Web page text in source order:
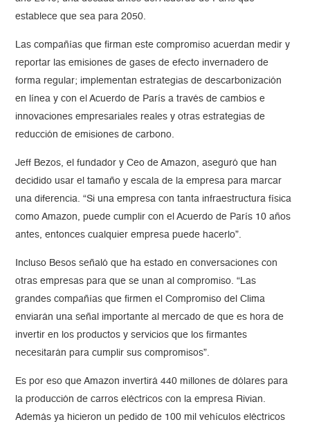
establece que sea para 2050.
Las compañías que firman este compromiso acuerdan medir y
reportar las emisiones de gases de efecto invernadero de
forma regular; implementan estrategias de descarbonización
en línea y con el Acuerdo de París a través de cambios e
innovaciones empresariales reales y otras estrategias de
reducción de emisiones de carbono.
Jeff Bezos, el fundador y Ceo de Amazon, aseguró que han
decidido usar el tamaño y escala de la empresa para marcar
una diferencia. “Si una empresa con tanta infraestructura física
como Amazon, puede cumplir con el Acuerdo de París 10 años
antes, entonces cualquier empresa puede hacerlo”.
Incluso Besos señaló que ha estado en conversaciones con
otras empresas para que se unan al compromiso. “Las
grandes compañías que firmen el Compromiso del Clima
enviarán una señal importante al mercado de que es hora de
invertir en los productos y servicios que los firmantes
necesitarán para cumplir sus compromisos”.
Es por eso que Amazon invertirá 440 millones de dólares para
la producción de carros eléctricos con la empresa Rivian.
Además ya hicieron un pedido de 100 mil vehículos eléctricos